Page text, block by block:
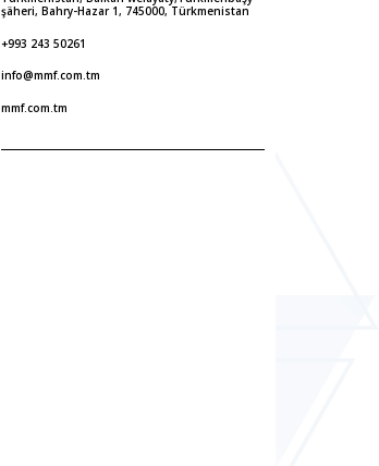
şäheri, Bahry-Hazar 1, 745000, Türkmenistan
+993 243 50261
info@mmf.com.tm
mmf.com.tm